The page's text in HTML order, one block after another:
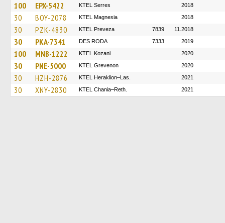
100 EPX-5422 KTEL Serres 2018
30 BOY-2078 ΚΤΕL Magnesia 2018
30 PZK-4830 KTEL Preveza 7839 11.2018
30 PKA-7341 DES RODA 7333 2019
100 MNB-1222 ΚΤΕL Kozani 2020
30 PNE-5000 ΚΤΕL Grevenon 2020
30 HZH-2876 KTEL Heraklion–Las. 2021
30 XNY-2830 KTEL Chania–Reth. 2021